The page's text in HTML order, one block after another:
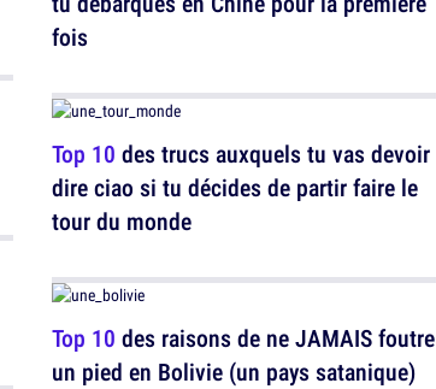
fois
Top 10 des trucs auxquels tu vas devoir
dire ciao si tu décides de partir faire le
tour du monde
Top 10 des raisons de ne JAMAIS foutre
un pied en Bolivie (un pays satanique)